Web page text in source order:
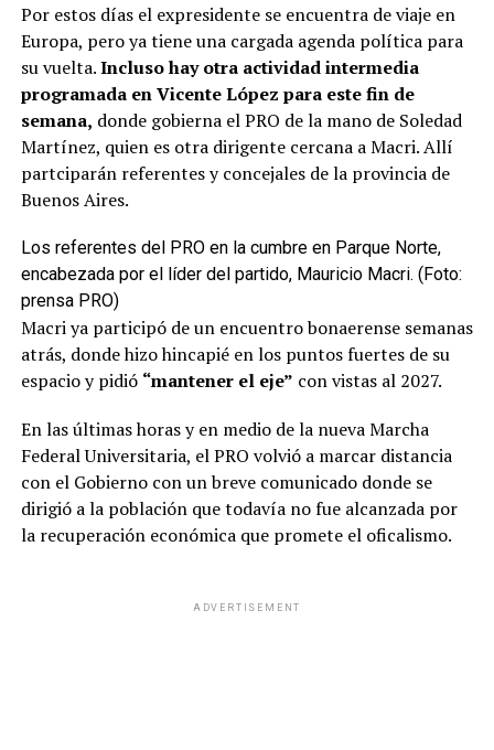
Por estos días el expresidente se encuentra de viaje en
Europa, pero ya tiene una cargada agenda política para
su vuelta.Incluso hay otra actividad intermedia
programada en Vicente López para este fin de
semana, donde gobierna el PRO de la mano de Soledad
Martínez, quien es otra dirigente cercana a Macri. Allí
partciparán referentes y concejales de la provincia de
Buenos Aires.
Los referentes del PRO en la cumbre en Parque Norte,
encabezada por el líder del partido, Mauricio Macri. (Foto:
prensa PRO)
Macri ya participó de un encuentro bonaerense semanas
atrás, donde hizo hincapié en los puntos fuertes de su
espacio y pidió “mantener el eje” con vistas al 2027.
En las últimas horas y en medio de la nueva Marcha
Federal Universitaria, el PRO volvió a marcar distancia
con el Gobierno con un breve comunicado donde se
dirigió a la población que todavía no fue alcanzada por
la recuperación económica que promete el oficalismo.
ADVERTISEMENT